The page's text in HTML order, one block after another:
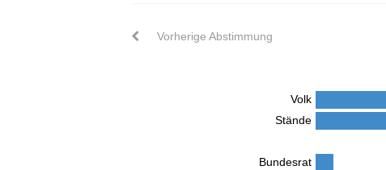
Vorherige Abstimmung
Volk
Stände
Bundesrat